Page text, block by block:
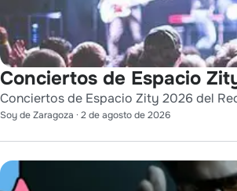
Conciertos de Espacio
Conciertos de Espacio Zity 2026 del
Soy de Zaragoza · 2 de agosto de 2026